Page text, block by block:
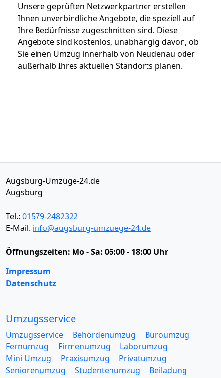
Unsere geprüften Netzwerkpartner erstellen
Ihnen unverbindliche Angebote, die speziell auf
Ihre Bedürfnisse zugeschnitten sind. Diese
Angebote sind kostenlos, unabhängig davon, ob
Sie einen Umzug innerhalb von Neudenau oder
außerhalb Ihres aktuellen Standorts planen.
Augsburg-Umzüge-24.de
Augsburg
Tel.: 01579-2482322
E-Mail: info@augsburg-umzuege-24.de
Öffnungszeiten: Mo - Sa: 06:00 - 18:00 Uhr
Impressum
Datenschutz
Umzugsservice
Umzugsservice Behördenumzug
Büroumzug
Fernumzug
Firmenumzug
Laborumzug
Mini Umzug
Praxisumzug
Privatumzug
Seniorenumzug
Studentenumzug
Beiladung